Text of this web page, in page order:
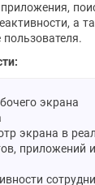
а
экрана
экрана в
приложений